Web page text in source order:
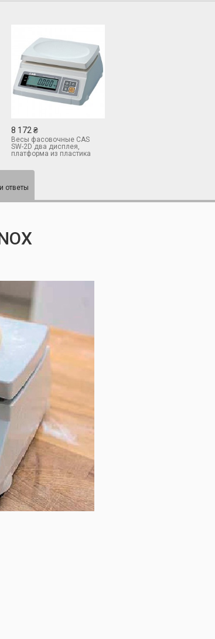
8 172 ₴
Весы фасовочные CAS
SW-2D два дисплея,
платформа из пластика
ответы